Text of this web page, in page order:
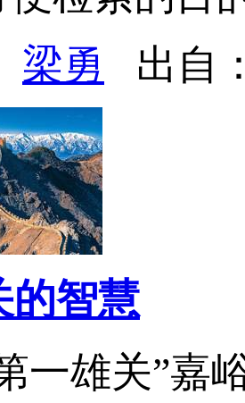
梁勇 出自
的智慧
一雄关”嘉